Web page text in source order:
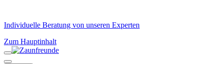
Individuelle Beratung von unseren Experten
Zum Hauptinhalt